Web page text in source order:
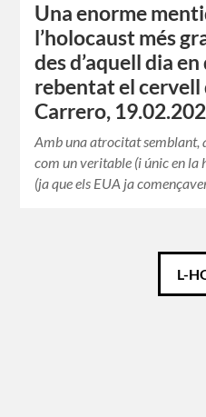
Una enorme
l’holocaust més
des d’aquell dia
rebentat el cervell
Carrero,
Amb una atrocitat semblant,
com un veritable (i únic en la
(ja que els EUA ja
L-